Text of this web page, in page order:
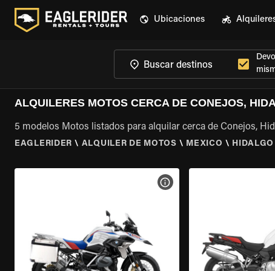
Ubicaciones
ALQUILERES MOTOS CERCA DE CONEJOS,
5 modelos Motos listados para alquilar cerca de Conejos,
EAGLERIDER \ ALQUILER DE MOTOS \ MEXICO \ HIDALGO
VER ESPECIFICACIONES DE